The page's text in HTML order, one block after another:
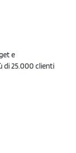
e
di 25.000 clienti